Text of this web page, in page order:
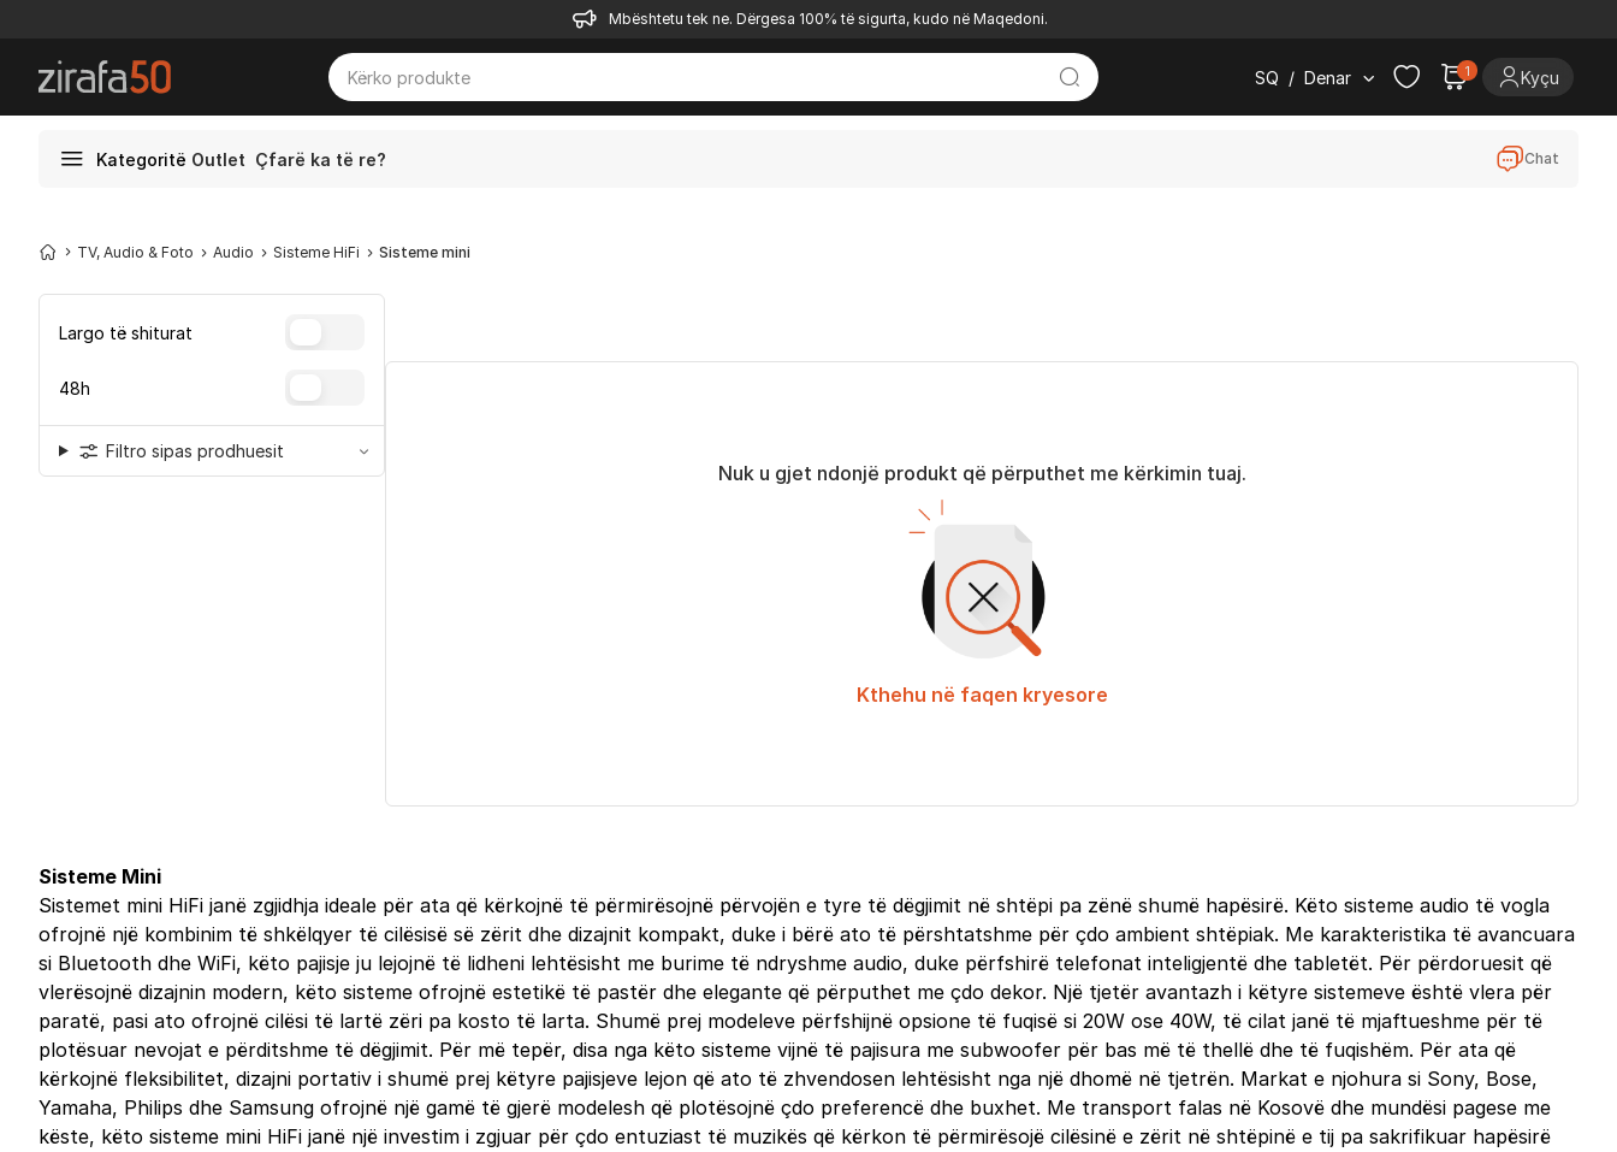
Mbështetu tek ne. Dërgesa 100% të sigurta, kudo në Maqedoni.
SQ / Denar 1 Kyçu
Kategoritë Outlet Çfarë ka të re? Chat
TV, Audio & Foto Audio Sisteme HiFi Sisteme mini
Largo të shiturat
48h
Filtro sipas prodhuesit
Nuk u gjet ndonjë produkt që përputhet me kërkimin tuaj.
Kthehu në faqen kryesore
Sisteme Mini
Sistemet mini HiFi janë zgjidhja ideale për ata që kërkojnë të përmirësojnë përvojën e tyre të dëgjimit në shtëpi pa zënë shumë hapësirë. Këto sisteme audio të vogla
ofrojnë një kombinim të shkëlqyer të cilësisë së zërit dhe dizajnit kompakt, duke i bërë ato të përshtatshme për çdo ambient shtëpiak. Me karakteristika të avancuara
si Bluetooth dhe WiFi, këto pajisje ju lejojnë të lidheni lehtësisht me burime të ndryshme audio, duke përfshirë telefonat inteligjentë dhe tabletët. Për përdoruesit që
vlerësojnë dizajnin modern, këto sisteme ofrojnë estetikë të pastër dhe elegante që përputhet me çdo dekor. Një tjetër avantazh i këtyre sistemeve është vlera për
paratë, pasi ato ofrojnë cilësi të lartë zëri pa kosto të larta. Shumë prej modeleve përfshijnë opsione të fuqisë si 20W ose 40W, të cilat janë të mjaftueshme për të
plotësuar nevojat e përditshme të dëgjimit. Për më tepër, disa nga këto sisteme vijnë të pajisura me subwoofer për bas më të thellë dhe të fuqishëm. Për ata që
kërkojnë fleksibilitet, dizajni portativ i shumë prej këtyre pajisjeve lejon që ato të zhvendosen lehtësisht nga një dhomë në tjetrën. Markat e njohura si Sony, Bose,
Yamaha, Philips dhe Samsung ofrojnë një gamë të gjerë modelesh që plotësojnë çdo preferencë dhe buxhet. Me transport falas në Kosovë dhe mundësi pagese me
këste, këto sisteme mini HiFi janë një investim i zgjuar për çdo entuziast të muzikës që kërkon të përmirësojë cilësinë e zërit në shtëpinë e tij pa sakrifikuar hapësirë